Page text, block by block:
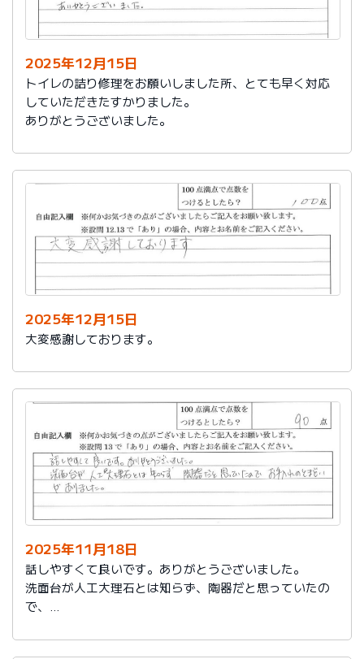
今後は、このような規模の修繕を行うことはおそらく起
こらず、小さな小さな修繕になろうかと思いますが、そ
の折は中田様、渡辺様にお願いさせていただくつもりで
おります。とても素晴らしい社員様です。
寒さもひとしお厳しい折でございますので、社長様、社
員の皆様にはどうぞくれぐれもご自愛くださいますよう
お祈り申し上げます。
敬具
2025年12月15日
トイレの詰り修理をお願いしました所、とても早く対応
していただきたすかりました。
ありがとうございました。
2025年12月15日
大変感謝しております。
2025年11月18日
話しやすくて良いです。ありがとうございました。
洗面台が人工大理石とは知らず、陶器だと思っていたの
で、